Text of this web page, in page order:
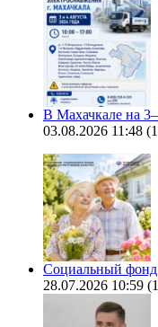
В Махачкале на
03.08.2026 11:48
Социальный фонд
28.07.2026 10:59